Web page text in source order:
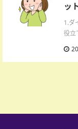
ッ
1.ダ
役立